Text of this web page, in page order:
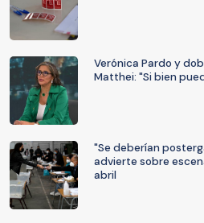
Verónica Pardo y
Matthei: "Si bien
"Se deberían
advierte sobre
abril